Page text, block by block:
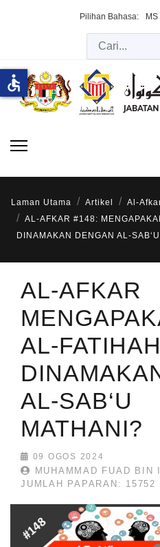
Pilihan Bahasa: MS
Laman Utama Artikel
Al-
AL-AFKAR #148:
DINAMAKAN DENGAN AL-
AL-
AL-FATIHAH
AL-
MATHANI?
09 OGOS 2024
MUHAMMAD FUAD BIN
JUMLAH PAPARAN: 15752
accessible